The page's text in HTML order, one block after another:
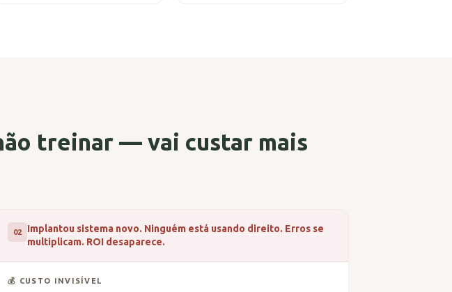
treinar — vai custar mais
02
Implantou sistema novo. Ninguém está usando direito. Erros se
multiplicam. ROI desaparece.
💰 CUSTO INVISÍVEL